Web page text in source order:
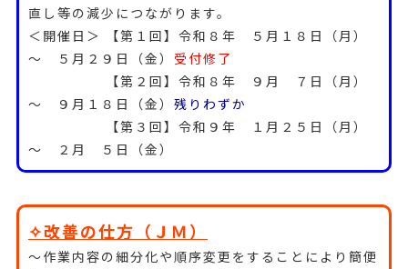
直し等の減少につながります。
＜開催日＞ 【第１回】令和８年 ５月１８日（月）
～ ５月２９日（金） 受付修了
【第２回】令和８年 ９月 ７日（月）
～ ９月１８日（金） 残りわずか
【第３回】令和９年 １月２５日（月）
～ ２月 ５日（金）
✧改善の仕方（ＪＭ）
～作業内容の細分化や順序変更をすることにより簡便